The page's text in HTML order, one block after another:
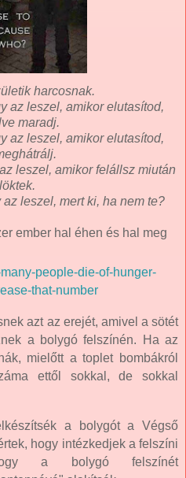
harcosnak.
az leszel, amikor elutasítod,
maradj.
az leszel, amikor elutasítod,
leszel, amikor felállsz miután
leszel, mert ki, ha nem te?
ember hal éhen és hal meg
people-die-of-hunger-
that-number
azt az erejét, amivel a sötét
a bolygó felszínén. Ha az
mielőtt a toplet bombákról
ettől sokkal, de sokkal
a bolygót a Végső
hogy intézkedjek a felszíni
a bolygó felszínét